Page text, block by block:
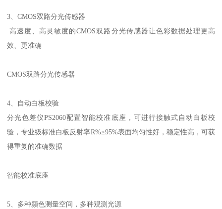
3 、CMOS双路分光传感器
高速度、高灵敏度的CMOS 双路分光传感器让色彩数据处理更高
效、更准确
CMOS双路分光传感器
4 、自动白板校验
分光色差仪PS2060配置智能校准底座，可进行接触式自动白板校
验，专业级标准白板反射率R%≥95%表面均匀性好，稳定性高，可获
得重复的准确数据
智能校准底座
5 、多种颜色测量空间，多种观测光源